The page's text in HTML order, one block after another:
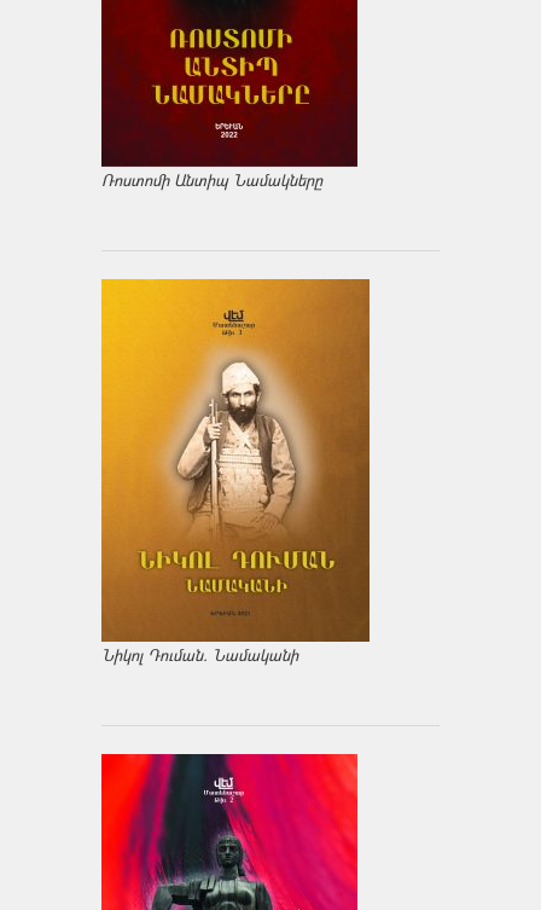
Ռոստոմի Անտիպ Նամակները
Նիկոլ Դուման. Նամականի